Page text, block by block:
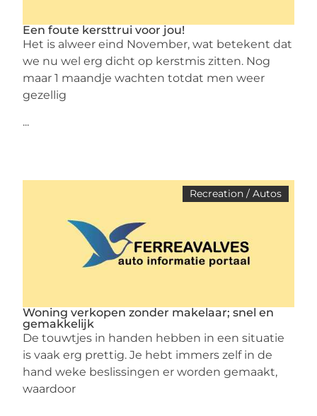
Een foute kersttrui voor jou!
Het is alweer eind November, wat betekent dat
we nu wel erg dicht op kerstmis zitten. Nog
maar 1 maandje wachten totdat men weer
gezellig
...
Recreation / Autos
Woning verkopen zonder makelaar; snel en
gemakkelijk
De touwtjes in handen hebben in een situatie
is vaak erg prettig. Je hebt immers zelf in de
hand weke beslissingen er worden gemaakt,
waardoor